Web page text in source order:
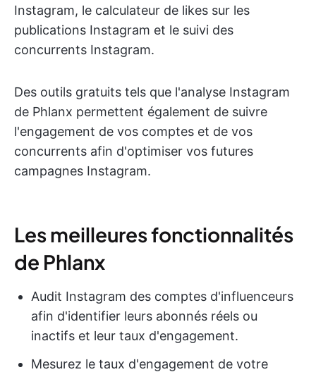
Instagram, le calculateur de likes sur les
publications Instagram et le suivi des
concurrents Instagram.
Des outils gratuits tels que l'analyse Instagram
de Phlanx permettent également de suivre
l'engagement de vos comptes et de vos
concurrents afin d'optimiser vos futures
campagnes Instagram.
Les meilleures fonctionnalités
de Phlanx
Audit Instagram des comptes d'influenceurs
afin d'identifier leurs abonnés réels ou
inactifs et leur taux d'engagement.
Mesurez le taux d'engagement de votre